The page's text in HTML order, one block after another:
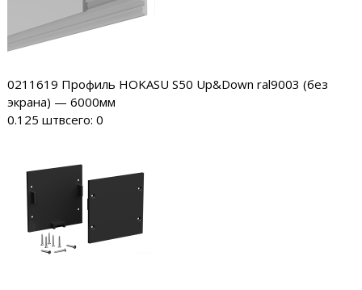
0211619 Профиль HOKASU S50 Up&Down ral9003 (без
экрана) — 6000мм
0.125 штвсего: 0